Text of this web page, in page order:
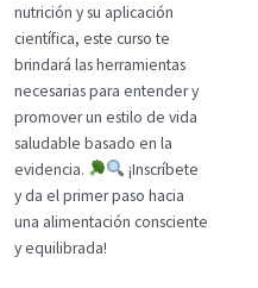
nutrición y su aplicación
científica, este curso te
brindará las herramientas
necesarias para entender y
promover un estilo de vida
saludable basado en la
evidencia.
¡Inscríbete
y da el primer paso hacia
una alimentación consciente
y equilibrada!